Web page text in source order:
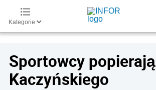
Kategorie
Sportowcy popierają
Kaczyńskiego